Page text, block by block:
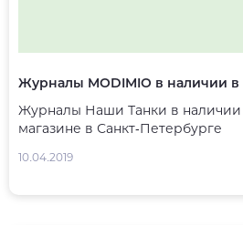
Журналы MODIMIO в наличии
Журналы Наши Танки в
магазине в Санкт-Петербурге
10.04.2019